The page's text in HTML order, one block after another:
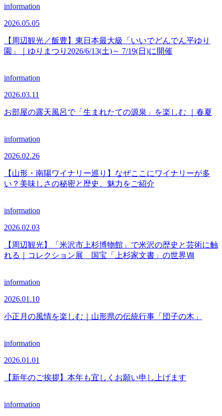
information
2026.05.05
【周辺観光／飯豊】東日本最大級「いいでどんでん平ゆり
園」｜ゆりまつり2026/6/13(土)～ 7/19(日)に開催
information
2026.03.11
お部屋の露天風呂で「生まれたての源泉」を楽しむ ｜春夏
information
2026.02.26
【山形・南陽ワイナリー巡り】なぜここにワイナリーが多
い？美味しさの秘密と歴史、魅力をご紹介
information
2026.02.03
【周辺観光】「米沢市上杉博物館」で米沢の歴史と芸術に触
れる｜コレクション展 国宝「上杉家文書」の世界Ⅷ
information
2026.01.10
小正月の風情を楽しむ｜山形県の伝統行事「団子の木」
information
2026.01.01
【新年のご挨拶】本年も宜しくお願い申し上げます
information